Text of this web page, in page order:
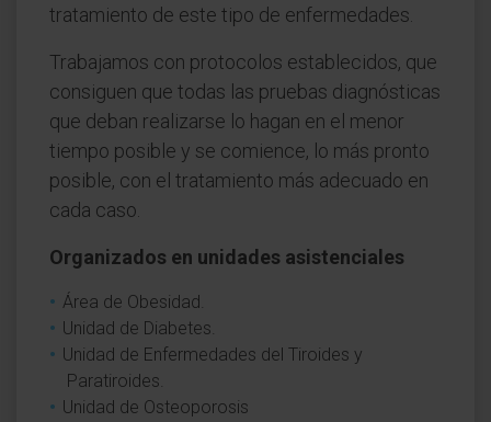
tratamiento de este tipo de enfermedades.
Trabajamos con protocolos establecidos, que
consiguen que todas las pruebas diagnósticas
que deban realizarse lo hagan en el menor
tiempo posible y se comience, lo más pronto
posible, con el tratamiento más adecuado en
cada caso.
Organizados en unidades asistenciales
Área de Obesidad.
Unidad de Diabetes.
Unidad de Enfermedades del Tiroides y
Paratiroides.
Unidad de Osteoporosis